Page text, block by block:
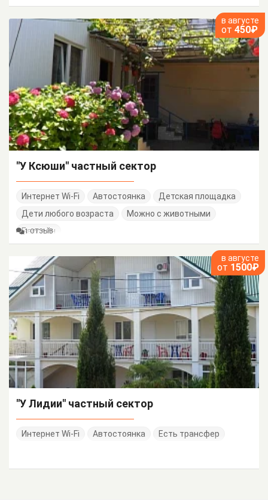
в августе
от 450₽
"У Ксюши" частный сектор
Интернет Wi-Fi Автостоянка
Детская площадка
Дети любого возраста
Можно с животными
Бассейн
1 ОТЗЫВ
в августе
от 1500₽
"У Лидии" частный сектор
Интернет Wi-Fi Автостоянка Есть трансфер